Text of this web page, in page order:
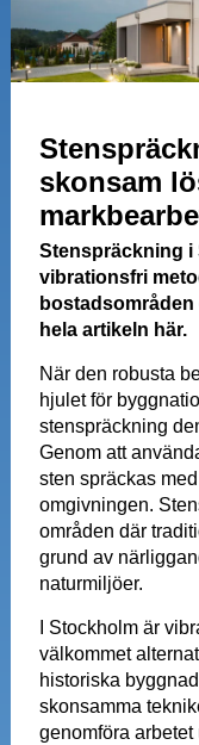
skonsam
Stenspräckning i
vibrationsfri
hela artikeln här.
När den robusta
hjulet för
stenspräckning
Genom att
sten spräckas
omgivningen.
områden där
grund av
naturmiljöer.
I Stockholm är
välkommet
historiska
skonsamma
genomföra